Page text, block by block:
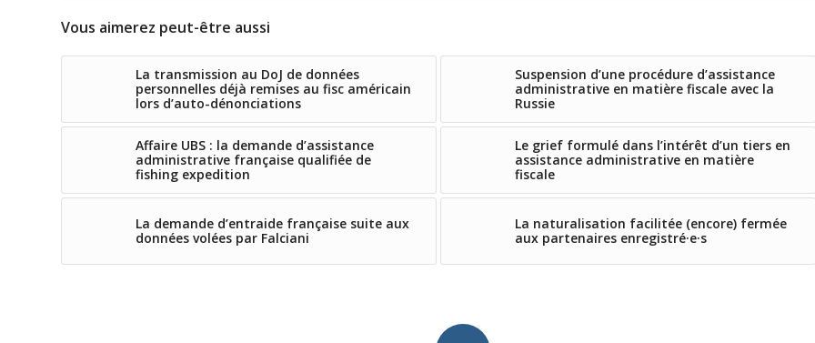
Vous aimerez peut-être aussi
La transmission au DoJ de données
personnelles déjà remises au fisc américain
lors d’auto-dénonciations
Suspension d’une procédure d’assistance
administrative en matière fiscale avec la
Russie
Affaire UBS : la demande d’assistance
administrative française qualifiée de
fishing expedition
Le grief formulé dans l’intérêt d’un tiers en
assistance administrative en matière
fiscale
La demande d’entraide française suite aux
données volées par Falciani
La naturalisation facilitée (encore) fermée
aux partenaires enregistré·e·s